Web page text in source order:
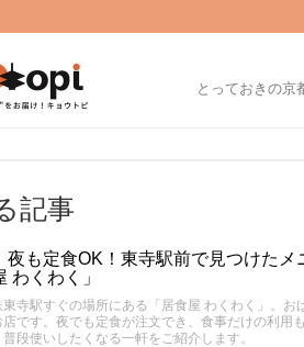
とっておきの京
記事
夜も定食OK！東寺駅前で見つけた
わくわく」
寺駅すぐの場所にある「居食屋 わくわく」。お
です。夜でも定食が注文でき、食事だけの利用
段使いしたくなる一軒をご紹介します。